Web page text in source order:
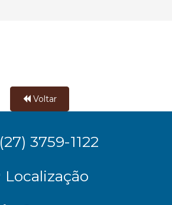
Voltar
(27) 3759-1122
Localização